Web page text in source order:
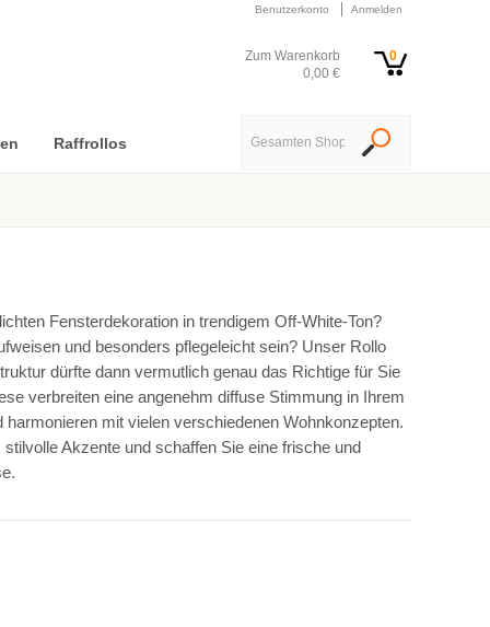
Benutzerkonto Anmelden
Zum Warenkorb
0,00 €
0
Raffrollos
Fensterdekoration in trendigem Off-White-Ton?
und besonders pflegeleicht sein? Unser Rollo
dürfte dann vermutlich genau das Richtige für Sie
verbreiten eine angenehm diffuse Stimmung in Ihrem
mit vielen verschiedenen Wohnkonzepten.
Akzente und schaffen Sie eine frische und